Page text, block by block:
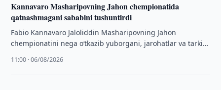
Kannavaro Masharipovning Jahon chempionatida
qatnashmagani sababini tushuntirdi
Fabio Kannavaro Jaloliddin Masharipovning Jahon
chempionatini nega o‘tkazib yuborgani, jarohatlar va tarkib
11:00 · 06/08/2026